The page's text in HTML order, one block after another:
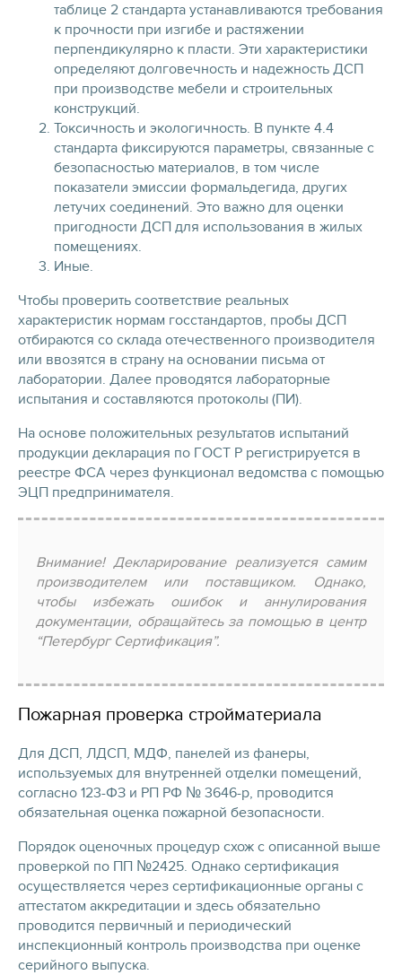
таблице 2 стандарта устанавливаются требования
к прочности при изгибе и растяжении
перпендикулярно к пласти. Эти характеристики
определяют долговечность и надежность ДСП
при производстве мебели и строительных
конструкций.
Токсичность и экологичность. В пункте 4.4
стандарта фиксируются параметры, связанные с
безопасностью материалов, в том числе
показатели эмиссии формальдегида, других
летучих соединений. Это важно для оценки
пригодности ДСП для использования в жилых
помещениях.
Иные.
Чтобы проверить соответствие реальных
характеристик нормам госстандартов, пробы ДСП
отбираются со склада отечественного производителя
или ввозятся в страну на основании письма от
лаборатории. Далее проводятся лабораторные
испытания и составляются протоколы (ПИ).
На основе положительных результатов испытаний
продукции декларация по ГОСТ Р регистрируется в
реестре ФСА через функционал ведомства с помощью
ЭЦП предпринимателя.
Внимание! Декларирование реализуется самим
производителем или поставщиком. Однако,
чтобы избежать ошибок и аннулирования
документации, обращайтесь за помощью в центр
“Петербург Сертификация”.
Пожарная проверка стройматериала
Для ДСП, ЛДСП, МДФ, панелей из фанеры,
используемых для внутренней отделки помещений,
согласно 123-ФЗ и РП РФ № 3646-р, проводится
обязательная оценка пожарной безопасности.
Порядок оценочных процедур схож с описанной выше
проверкой по ПП №2425. Однако сертификация
осуществляется через сертификационные органы с
аттестатом аккредитации и здесь обязательно
проводится первичный и периодический
инспекционный контроль производства при оценке
серийного выпуска.